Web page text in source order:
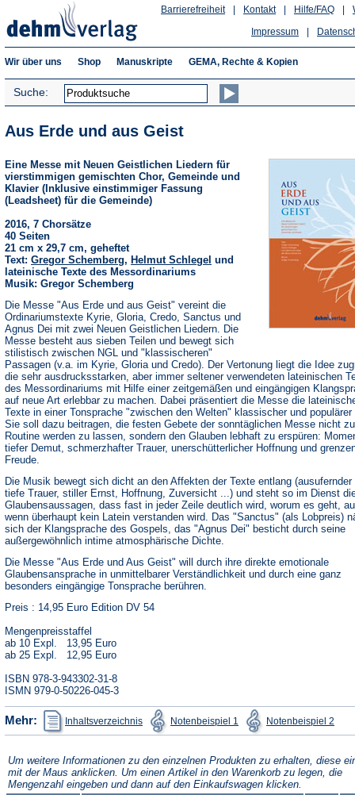
Hilfe/FAQ
Kontakt
Barrierefreiheit
Impressum
Wir über uns Shop Manuskripte GEMA, Rechte & Kopien
Suche:
Aus Erde und aus Geist
Eine Messe mit Neuen Geistlichen Liedern für
vierstimmigen gemischten Chor, Gemeinde und
Klavier (Inklusive einstimmiger Fassung
(Leadsheet) für die Gemeinde)
2016, 7 Chorsätze
40 Seiten
21 cm x 29,7 cm, geheftet
Text: Gregor Schemberg, Helmut Schlegel und
lateinische Texte des Messordinariums
Musik: Gregor Schemberg
Die Messe "Aus Erde und aus Geist" vereint die
Ordinariumstexte Kyrie, Gloria, Credo, Sanctus und
Agnus Dei mit zwei Neuen Geistlichen Liedern. Die
Messe besteht aus sieben Teilen und bewegt sich
stilistisch zwischen NGL und "klassischeren"
Passagen (v.a. im Kyrie, Gloria und Credo). Der Vertonung liegt die Idee
die sehr ausdrucksstarken, aber immer seltener verwendeten lateinischen
des Messordinariums mit Hilfe einer zeitgemäßen und eingängigen
auf neue Art erlebbar zu machen. Dabei präsentiert die Messe die
Texte in einer Tonsprache "zwischen den Welten" klassischer und
Sie soll dazu beitragen, die festen Gebete der sonntäglichen Messe nicht
Routine werden zu lassen, sondern den Glauben lebhaft zu erspüren:
tiefer Demut, schmerzhafter Trauer, unerschütterlicher Hoffnung und
Freude.
Die Musik bewegt sich dicht an den Affekten der Texte entlang (ausufernder
tiefe Trauer, stiller Ernst, Hoffnung, Zuversicht ...) und steht so im Dienst
Glaubensaussagen, dass fast in jeder Zeile deutlich wird, worum es geht,
wenn überhaupt kein Latein verstanden wird. Das "Sanctus" (als Lobpreis)
sich der Klangsprache des Gospels, das "Agnus Dei" besticht durch seine
außergewöhnlich intime atmosphärische Dichte.
Die Messe "Aus Erde und Aus Geist" will durch ihre direkte emotionale
Glaubensansprache in unmittelbarer Verständlichkeit und durch eine ganz
besonders eingängige Tonsprache berühren.
Preis : 14,95 Euro Edition DV 54
Mengenpreisstaffel
ab 10 Expl. 13,95 Euro
ab 25 Expl. 12,95 Euro
ISBN 978-3-943302-31-8
ISMN 979-0-50226-045-3
Mehr: Inhaltsverzeichnis
(Öffnet
in
einem
Tab)
Notenbeispiel 1
(Öffnet
in
einem
Tab)
Notenbeispiel 2in
Tab)
Um weitere Informationen zu den einzelnen Produkten zu erhalten, diese
mit der Maus anklicken. Um einen Artikel in den Warenkorb zu legen, die
Mengenzahl eingeben und dann auf den Einkaufswagen klicken.